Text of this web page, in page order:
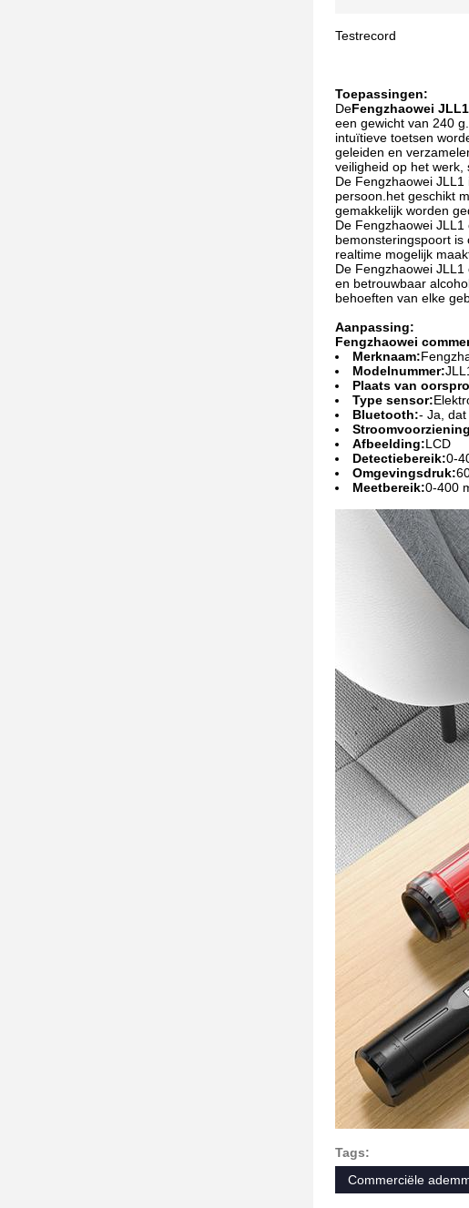
Testrecord
Toepassingen:
DeFengzhaowei JLL1
een gewicht van 240
intuïtieve toetsen
geleiden en
veiligheid op het werk,
De Fengzhaowei
persoon.het geschikt
gemakkelijk worden
De Fengzhaowei
bemonsteringspoort
realtime mogelijk
De Fengzhaowei
en betrouwbaar
behoeften van elke
Aanpassing:
Fengzhaowei
Merknaam:
Modelnummer:
Plaats van
Type sensor:
Bluetooth:- Ja, dat
Afbeelding:LCD
Detectiebereik:0-
Omgevingsdruk:
Meetbereik:0-400
Tags:
Commerciële